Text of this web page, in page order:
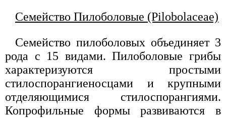
Семейство Пилоболовые (Pilobolaceae)
Семейство пилоболовых объединяет 3
рода с 15 видами. Пилоболовые грибы
характеризуются простыми
стилоспорангиеносцами и крупными
отделяющимися стилоспорангиями.
Копрофильные формы развиваются в